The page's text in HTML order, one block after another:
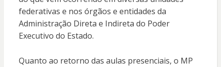
federativas e nos órgãos e entidades da
Administração Direta e Indireta do Poder
Executivo do Estado.
Quanto ao retorno das aulas presenciais, o MP